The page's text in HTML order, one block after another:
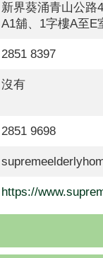
新界葵涌青山公路
A1舖、1字樓A至E
2851 8397
沒有
2851 9698
https://